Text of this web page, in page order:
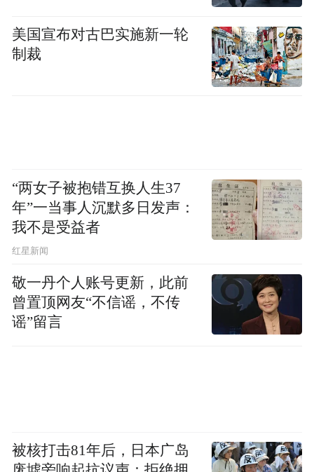
美国宣布对古巴实施新一轮
制裁
“两女子被抱错互换人生37
年”一当事人沉默多日发声：
我不是受益者
红星新闻
敬一丹个人账号更新，此前
曾置顶网友“不信谣，不传
谣”留言
被核打击81年后，日本广岛